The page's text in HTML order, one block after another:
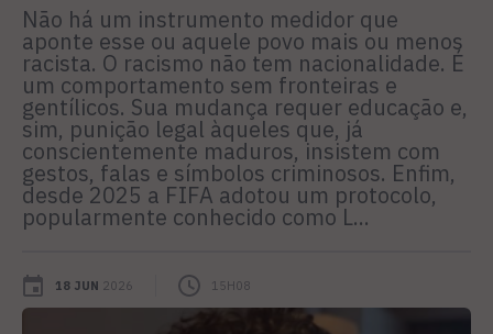
Não há um instrumento medidor que
aponte esse ou aquele povo mais ou menos
racista. O racismo não tem nacionalidade. É
um comportamento sem fronteiras e
gentílicos. Sua mudança requer educação e,
sim, punição legal àqueles que, já
conscientemente maduros, insistem com
gestos, falas e símbolos criminosos. Enfim,
desde 2025 a FIFA adotou um protocolo,
popularmente conhecido como L...
18 JUN 2026 15H08